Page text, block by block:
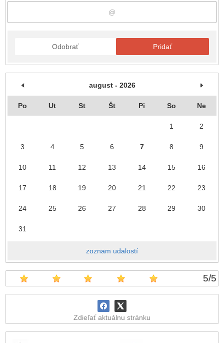
Odobrať Pridať
august - 2026
Po Ut St Št Pi So Ne
1 2
3 4 5 6 7 8 9
10 11 12 13 14 15 16
17 18 19 20 21 22 23
24 25 26 27 28 29 30
31
zoznam udalostí
5/5
Zdieľať aktuálnu stránku